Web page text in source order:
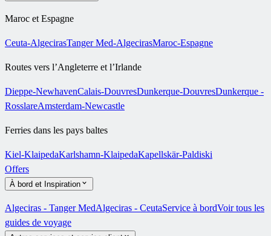
Maroc et Espagne
Ceuta-AlgecirasTanger Med-AlgecirasMaroc-Espagne
Routes vers l’Angleterre et l’Irlande
Dieppe-NewhavenCalais-DouvresDunkerque-DouvresDunkerque -
RosslareAmsterdam-Newcastle
Ferries dans les pays baltes
Kiel-KlaipedaKarlshamn-KlaipedaKapellskär-Paldiski
Offers
À bord et Inspiration
Algeciras - Tanger MedAlgeciras - CeutaService à bordVoir tous les
guides de voyage